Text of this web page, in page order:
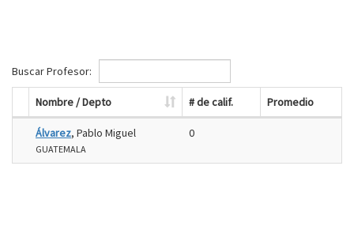
Buscar Profesor:
Nombre / Depto # de calif. Promedio
Álvarez, Pablo Miguel
GUATEMALA
0